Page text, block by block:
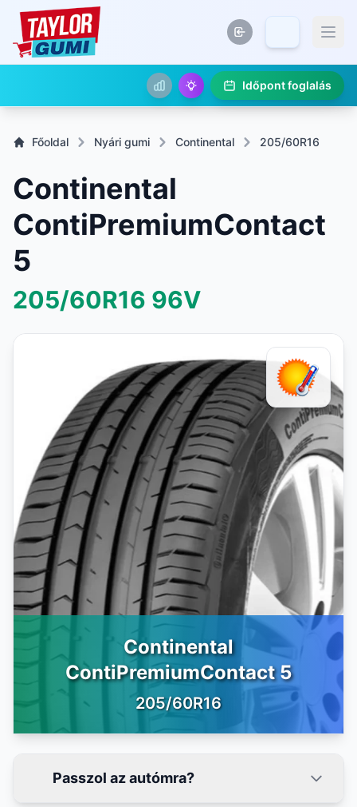
Időpont foglalás
Főoldal Nyári gumi Continental 205/60R16
Continental
ContiPremiumContact
5
205/60R16 96V
Continental
ContiPremiumContact 5
205/60R16
Passzol az autómra?